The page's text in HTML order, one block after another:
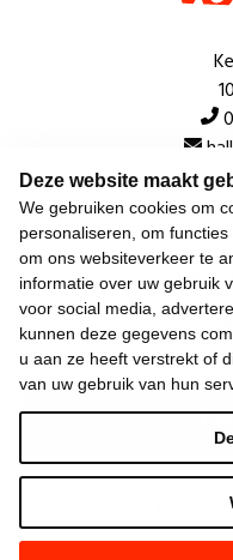
Deze website maakt
We gebruiken cookies om
personaliseren, om
om ons websiteverkeer te
informatie over uw gebruik
voor social media,
kunnen deze gegevens
u aan ze heeft verstrekt of
van uw gebruik van hun
Over